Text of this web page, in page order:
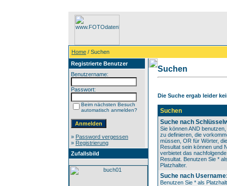
Home / Suchen
Registrierte Benutzer
Benutzername:
Passwort:
Beim nächsten Besuch
automatisch anmelden?
» Password vergessen
» Registrierung
Zufallsbild
Suchen
Die Suche ergab leider
Suchen
Suche nach
Sie können AND
zu definieren, die
müssen, OR für Wörter,
Resultat sein können und
verbietet das
Resultat. Benutzen Sie *
Platzhalter.
Suche nach
Benutzen Sie * als